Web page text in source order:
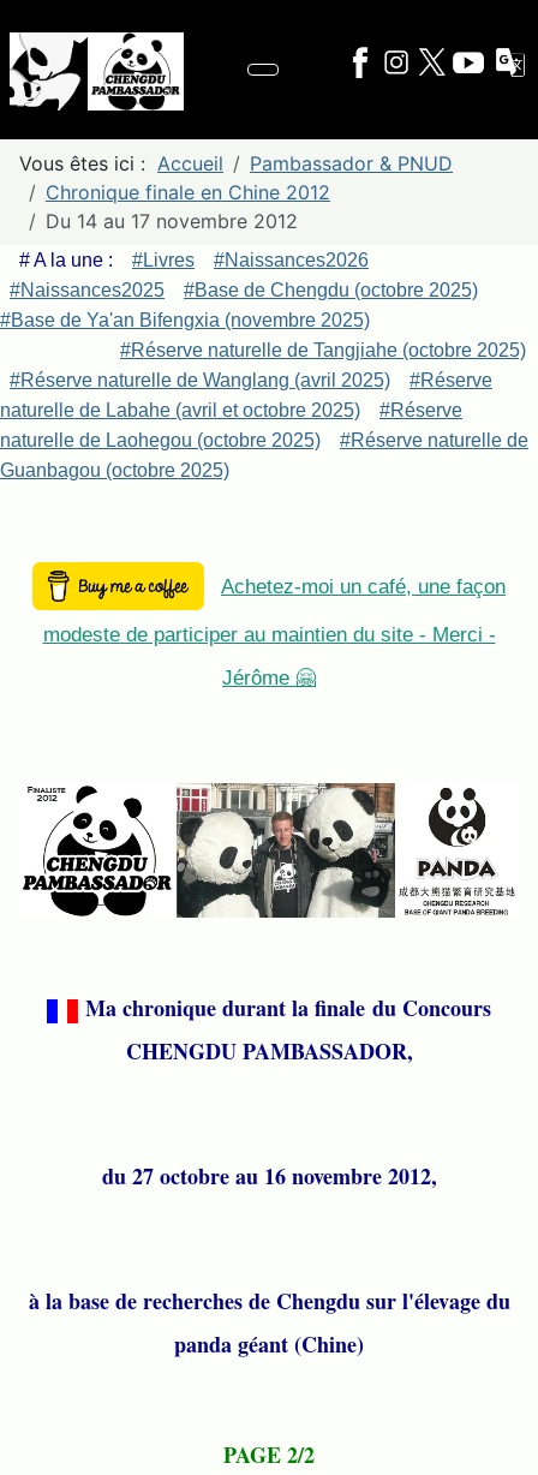
Vous êtes ici : Accueil
Pambassador & PNUD
Chronique finale en Chine 2012
Du 14 au 17 novembre 2012
# A la une : #Livres
#Naissances2026
#Naissances2025
#Base de Chengdu (octobre 2025)
#Base de Ya'an Bifengxia (novembre 2025)
#Réserve naturelle de Tangjiahe (octobre 2025)
#Réserve naturelle de Wanglang (avril 2025)
#Réserve
naturelle de Labahe (avril et octobre 2025)
#Réserve
naturelle de Laohegou (octobre 2025)
#Réserve naturelle de
Guanbagou (octobre 2025)
Achetez-moi un café, une façon
modeste de participer au maintien du site - Merci -
Jérôme 🤗
Ma chronique durant la finale du Concours
CHENGDU PAMBASSADOR,
du 27 octobre au 16 novembre 2012,
à la base de recherches de Chengdu sur l'élevage du
panda géant (Chine)
PAGE 2/2